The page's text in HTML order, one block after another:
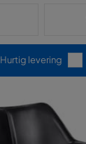
Hurtig levering